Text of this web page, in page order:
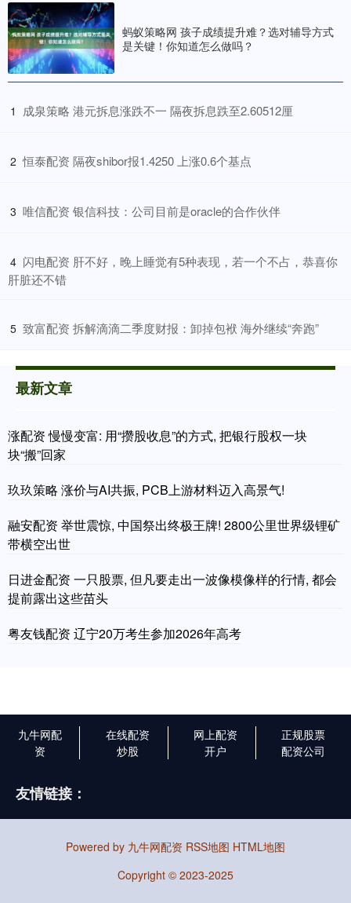
蚂蚁策略网 孩子成绩提升难？选对辅导方式
是关键！你知道怎么做吗？
1 ​成泉策略 港元拆息涨跌不一 隔夜拆息跌至2.60512厘
2 ​恒泰配资 隔夜shibor报1.4250 上涨0.6个基点
3 ​唯信配资 银信科技：公司目前是oracle的合作伙伴
4 ​闪电配资 肝不好，晚上睡觉有5种表现，若一个不占，恭喜你
肝脏还不错
5 ​致富配资 拆解滴滴二季度财报：卸掉包袱 海外继续“奔跑”
最新文章
涨配资 慢慢变富: 用“攒股收息”的方式, 把银行股权一块
块“搬”回家
玖玖策略 涨价与AI共振, PCB上游材料迈入高景气!
融安配资 举世震惊, 中国祭出终极王牌! 2800公里世界级锂矿
带横空出世
日进金配资 一只股票, 但凡要走出一波像模像样的行情, 都会
提前露出这些苗头
粤友钱配资 辽宁20万考生参加2026年高考
九牛网配
资
在线配资
炒股
网上配资
开户
正规股票
配资公司
友情链接：
Powered by 九牛网配资 RSS地图 HTML地图
Copyright © 2023-2025